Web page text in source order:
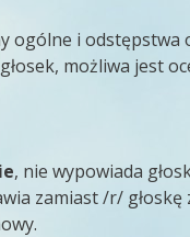
ogólne i
możliwa jest
, nie wypowiada
zamiast /r/